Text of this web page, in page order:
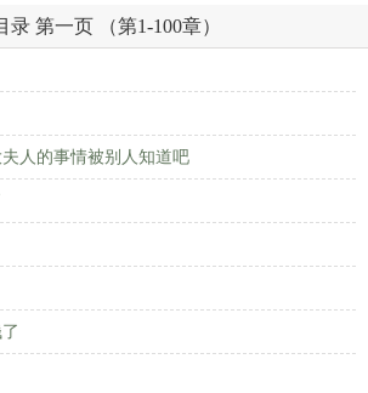
录 第一页 （第1-100章）
人的事情被别人知道吧